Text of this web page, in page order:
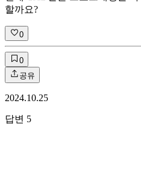
할까요?
0
0
공유
2024.10.25
답변 5